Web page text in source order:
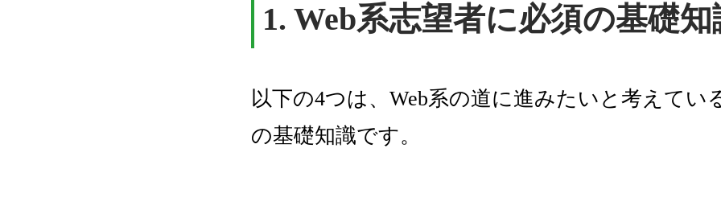
1. Web系志望者に必須の基礎知
以下の4つは、Web系の道に進みたいと考えてい
の基礎知識です。